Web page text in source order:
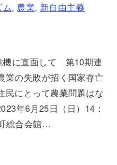
, 農業, 新自由主義
機に直面して 第10期連
業の失敗が招く国家存亡
とって農業問題はな
年6月25日（日）14：
総合会館…